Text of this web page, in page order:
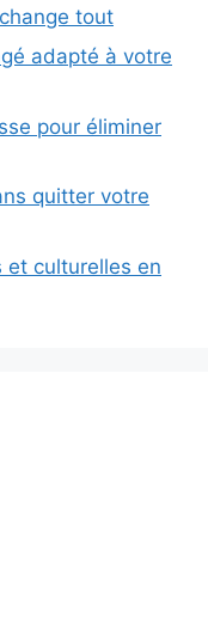
tout
adapté à votre
pour éliminer
quitter votre
et culturelles en